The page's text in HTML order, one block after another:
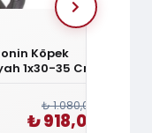
Köpek
1x30-35 Cm
₺ 1.080,00
₺ 918,00